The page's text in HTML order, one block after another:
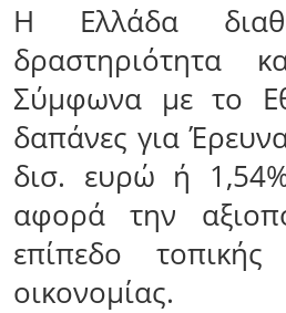
Η Ελλάδα
δραστηριότητα
Σύμφωνα με το
δαπάνες για
δισ. ευρώ ή
αφορά την
επίπεδο
οικονομίας.